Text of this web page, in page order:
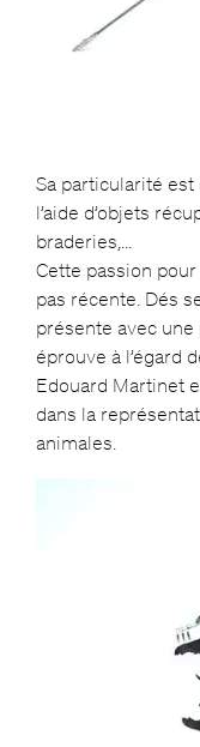
Sa particularité
l’aide d’objets
braderies,…
Cette passion
pas récente. Dés
présente avec une
éprouve à l’égard
Edouard Martinet
dans la
animales.